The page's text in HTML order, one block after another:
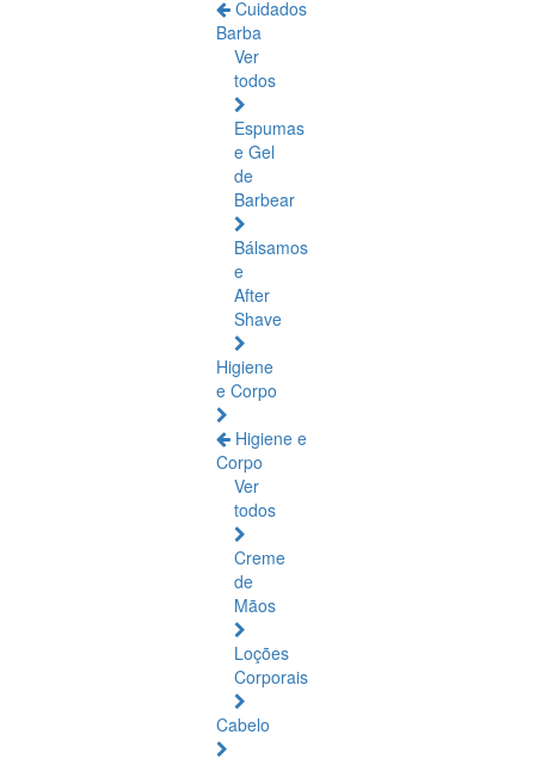
Cuidados
Barba
Ver
todos
Espumas
e Gel
de
Barbear
Bálsamos
e
After
Shave
Higiene
e Corpo
Higiene e
Corpo
Ver
todos
Creme
de
Mãos
Loções
Corporais
Cabelo